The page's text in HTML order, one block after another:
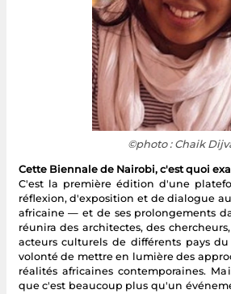
©photo : Chaik
Cette Biennale de Nairobi, c'est quoi
C'est la première édition d'une
réflexion, d'exposition et de dialogue
africaine — et de ses prolongements
réunira des architectes, des
acteurs culturels de différents pays
volonté de mettre en lumière des
réalités africaines contemporaines.
que c'est beaucoup plus qu'un